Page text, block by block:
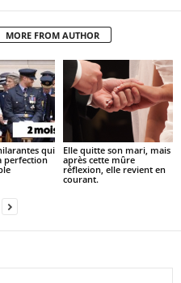
MORE FROM AUTHOR
qui
perfection
Elle quitte son mari, mais
après cette mûre
réflexion, elle revient en
courant.